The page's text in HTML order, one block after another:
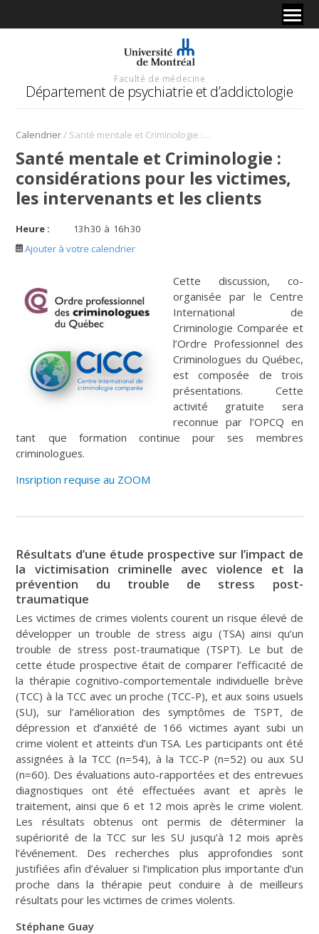
Faculté de médecine
Département de psychiatrie et d’addictologie
Calendrier/ Santé mentale et Criminologie : considérations pour les victimes, les intervenants et les clients
Santé mentale et Criminologie :
considérations pour les victimes,
les intervenants et les clients
Heure : 13h30 à 16h30
Ajouter à votre calendrier
Cette discussion, co-
organisée par le Centre
International de
Criminologie Comparée et
l’Ordre Professionnel des
Criminologues du Québec,
est composée de trois
présentations. Cette
activité gratuite sera
reconnue par l’OPCQ en
tant que formation continue pour ses membres
criminologues.
Insription requise au ZOOM
Résultats d’une étude prospective sur l’impact de
la victimisation criminelle avec violence et la
prévention du trouble de stress post-
traumatique
Les victimes de crimes violents courent un risque élevé de
développer un trouble de stress aigu (TSA) ainsi qu’un
trouble de stress post-traumatique (TSPT). Le but de
cette étude prospective était de comparer l’efficacité de
la thérapie cognitivo-comportementale individuelle brève
(TCC) à la TCC avec un proche (TCC-P), et aux soins usuels
(SU), sur l’amélioration des symptômes de TSPT, de
dépression et d’anxiété de 166 victimes ayant subi un
crime violent et atteints d’un TSA. Les participants ont été
assignées à la TCC (n=54), à la TCC-P (n=52) ou aux SU
(n=60). Des évaluations auto-rapportées et des entrevues
diagnostiques ont été effectuées avant et après le
traitement, ainsi que 6 et 12 mois après le crime violent.
Les résultats obtenus ont permis de déterminer la
supériorité de la TCC sur les SU jusqu’à 12 mois après
l’événement. Des recherches plus approfondies sont
justifiées afin d’évaluer si l’implication plus importante d’un
proche dans la thérapie peut conduire à de meilleurs
résultats pour les victimes de crimes violents.
Stéphane Guay